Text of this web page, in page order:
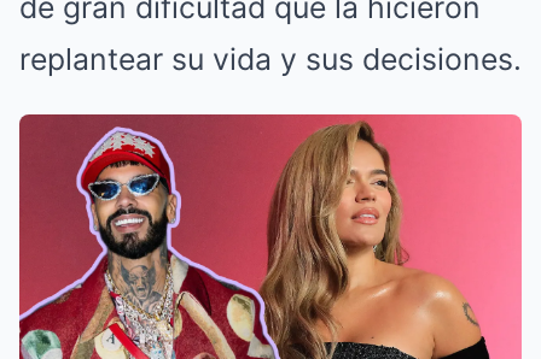
replantear su vida y sus decisiones.